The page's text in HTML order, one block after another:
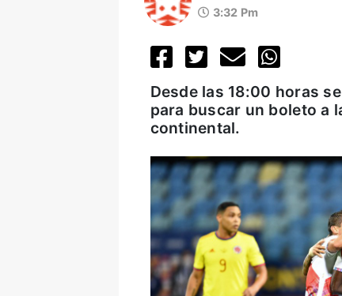
3:32 Pm
Desde las 18:00 horas
para buscar un boleto a
continental.